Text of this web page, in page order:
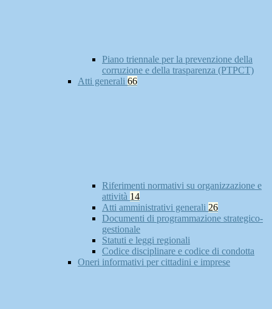
Piano triennale per la prevenzione della
corruzione e della trasparenza (PTPCT)
Atti generali 66
Riferimenti normativi su organizzazione e
attività 14
Atti amministrativi generali 26
Documenti di programmazione strategico-
gestionale
Statuti e leggi regionali
Codice disciplinare e codice di condotta
Oneri informativi per cittadini e imprese